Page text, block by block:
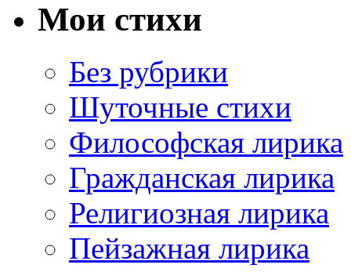
Мои стихи
Без рубрики
Шуточные стихи
Философская лирика
Гражданская лирика
Религиозная лирика
Пейзажная лирика